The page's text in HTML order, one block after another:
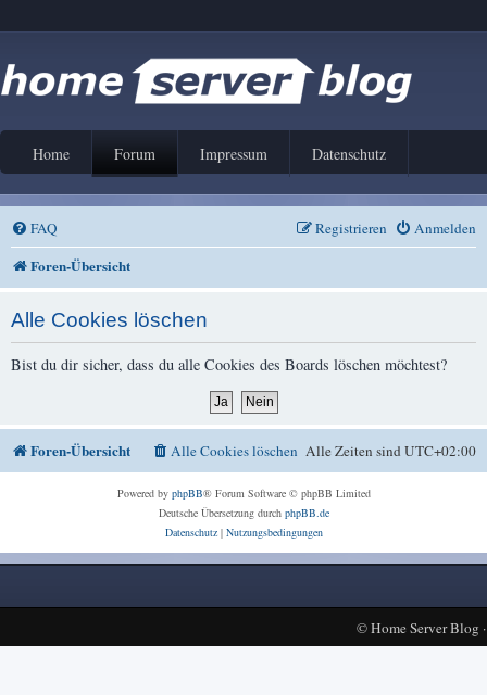
Home Forum Impressum Datenschutz
FAQ Anmelden
Registrieren
Foren-Übersicht
Alle Cookies löschen
Bist du dir sicher, dass du alle Cookies des Boards löschen möchtest?
Foren-Übersicht Alle Zeiten sindUTC+02:00
Alle Cookies löschen
Powered by phpBB® Forum Software © phpBB Limited
Deutsche Übersetzung durch phpBB.de
Datenschutz| Nutzungsbedingungen
©Home Server Blog